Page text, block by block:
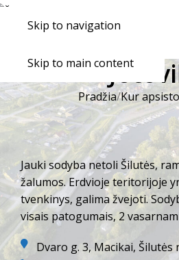
Skip to navigation
Skip to main content
Pradžia Kur
Jauki sodyba netoli Šilutės,
žalumos. Erdvioje teritorijoje
tvenkinys, galima žvejoti.
visais patogumais, 2
Dvaro g. 3, Macikai, Šilutės